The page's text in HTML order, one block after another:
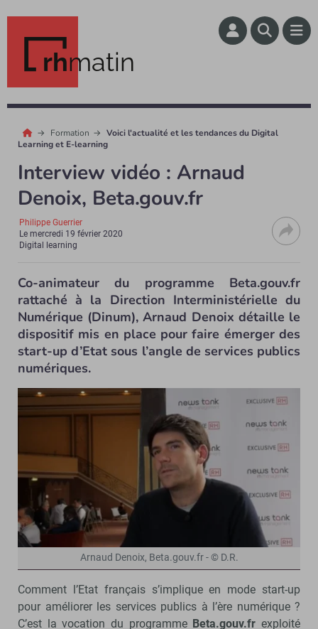
rhmatin
Formation
Voici l'actualité et les tendances du Digital
Learning et E-learning
Interview vidéo : Arnaud
Denoix, Beta.gouv.fr
Philippe Guerrier
Lemercredi 19 février 2020
Digital learning
Co-animateur du programme Beta.gouv.fr
rattaché à la Direction Interministérielle du
Numérique (Dinum), Arnaud Denoix détaille le
dispositif mis en place pour faire émerger des
start-up d’Etat sous l’angle de services publics
numériques.
Arnaud Denoix, Beta.gouv.fr - © D.R.
Comment l’Etat français s’implique en mode start-up
pour améliorer les services publics à l’ère numérique ?
C’est la vocation du programme Beta.gouv.fr exploité